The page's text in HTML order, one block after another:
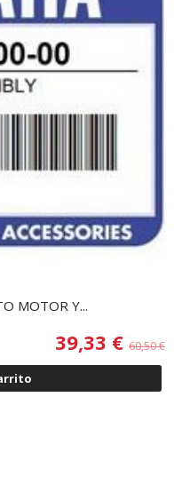
MOTOR Y...
39,33 € 60,50 €